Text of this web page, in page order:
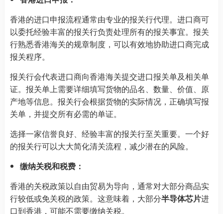
香港的进口申报流程通常由专业的报关行代理。进口商可
以委托经验丰富的报关行负责处理所有的报关事宜。报关
行熟悉香港海关的规章制度，可以有效地协助进口商完成
报关程序。
报关行会代表进口商向香港海关提交进口报关单及相关单
证。报关单上需要详细填写货物的品名、数量、价值、原
产地等信息。报关行会根据货物的实际情况，正确填写报
关单，并提交所有必需的单证。
选择一家信誉良好、经验丰富的报关行至关重要。一个好
的报关行可以大大简化清关流程，减少潜在的风险。
缴纳关税和税费：
香港的关税政策以自由贸易为导向，通常对大部分商品实
行较低或免关税的政策。这意味着，大部分半导体芯片进
口到香港，可能不需要缴纳关税。